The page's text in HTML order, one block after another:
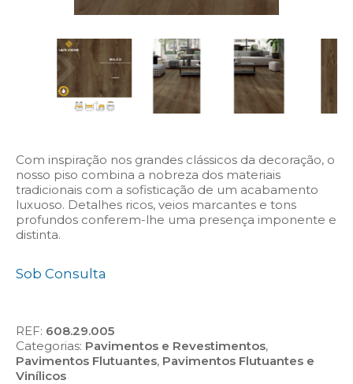
Com inspiração nos grandes clássicos da decoração, o
nosso piso combina a nobreza dos materiais
tradicionais com a sofisticação de um acabamento
luxuoso. Detalhes ricos, veios marcantes e tons
profundos conferem-lhe uma presença imponente e
distinta.
Sob Consulta
REF: 608.29.005
Categorias: Pavimentos e Revestimentos,
Pavimentos Flutuantes, Pavimentos Flutuantes e
Vinílicos